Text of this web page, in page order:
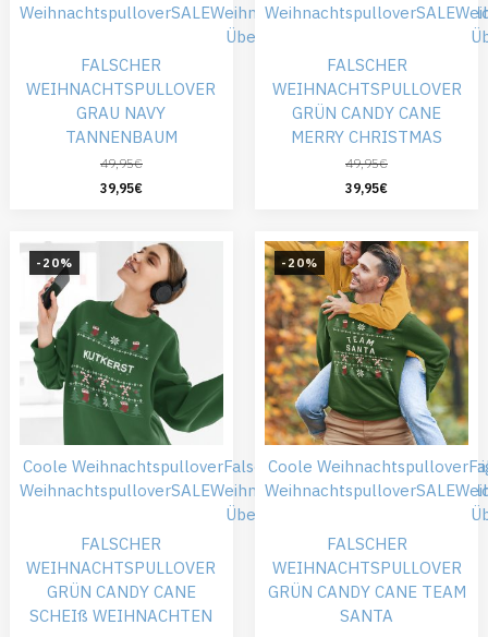
WeihnachtspulloverSALEWeihnachtskleidung
Übergröße
FALSCHER
WEIHNACHTSPULLOVER
GRAU NAVY
TANNENBAUM
49,95€
39,95€
WeihnachtspulloverSALE
FALSCHER
WEIHNACHTSPULLOVER
GRÜN CANDY CANE
MERRY CHRISTMAS
49,95€
39,95€
-20%
Coole WeihnachtspulloverFalsche Weihnachtspullover
WeihnachtspulloverSALEWeihnachtskleidung
Übergröße
FALSCHER
WEIHNACHTSPULLOVER
GRÜN CANDY CANE
SCHEIß WEIHNACHTEN
-20%
Coole Weihnachtspullover
WeihnachtspulloverSALE
FALSCHER
WEIHNACHTSPULLOVER
GRÜN CANDY CANE TEAM
SANTA